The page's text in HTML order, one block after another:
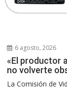
6 agosto, 2026
«El productor
no volverte
La Comisión de